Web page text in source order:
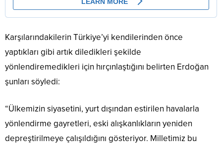
Karşılarındakilerin Türkiye’yi kendilerinden önce
yaptıkları gibi artık diledikleri şekilde
yönlendiremedikleri için hırçınlaştığını belirten Erdoğan
şunları söyledi:
“Ülkemizin siyasetini, yurt dışından estirilen havalarla
yönlendirme gayretleri, eski alışkanlıkların yeniden
depreştirilmeye çalışıldığını gösteriyor. Milletimiz bu